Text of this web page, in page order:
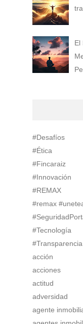
El
#Desafíos
#Ética
#Fincaraiz
#Innovación
#REMAX
#remax
#Tecnología
#Transparencia
acción
acciones
actitud
adversidad
agente